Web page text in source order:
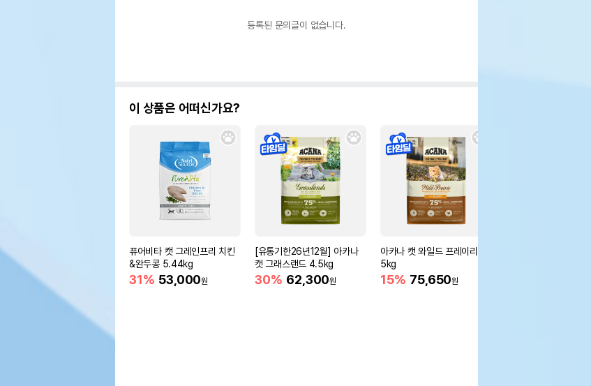
등록된 문의글이 없습니다.
이 상품은 어떠신가요?
퓨어비타 캣 그레인프리 치킨
&완두콩 5.44kg
31% 53,000원
[유통기한26년12월] 아카나
캣 그래스랜드 4.5kg
30% 62,300원
아카나 캣 와일드 프레이리 4.
5kg
15% 75,650원